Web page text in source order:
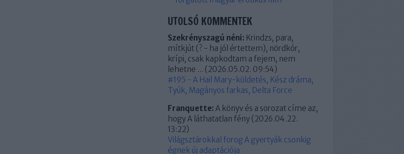
UTOLSÓ KOMMENTEK
Szekrényszagú néni: Krindzs, para,
mítkjút (? - ha jól értettem), nördkór,
krípi, csak kapkodtam a fejem, nem
lehetne ... (2026.05.02. 09:54)
#195 - A Hail Mary-küldetés, Kész dráma,
Tyúk, Magányos farkas, Delta Force
Franquette: A könyv és a sorozat címe az,
hogy A láthatatlan fény (2026.04.22.
13:22)
Világsztárokkal forog A gyertyák csonkig
égnek új adaptációja